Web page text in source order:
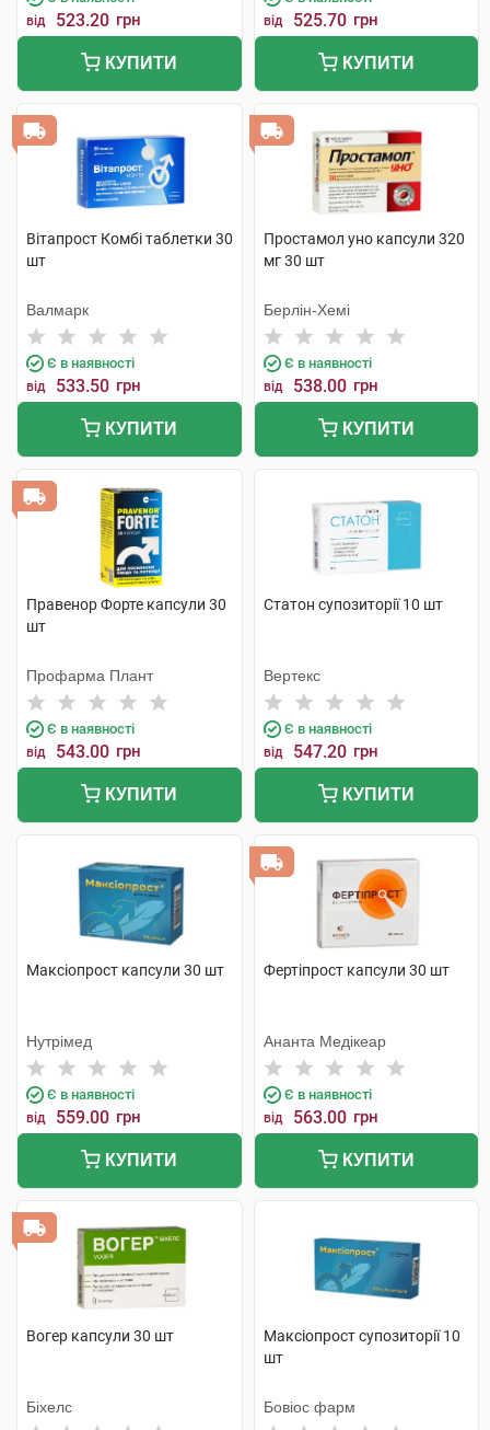
від 523.20 грн
КУПИТИ
від 525.70 грн
КУПИТИ
Вітапрост Комбі таблетки 30
шт
Валмарк
Є в наявності
від 533.50 грн
КУПИТИ
Простамол уно капсули 320
мг 30 шт
Берлін-Хемі
Є в наявності
від 538.00 грн
КУПИТИ
Правенор Форте капсули 30
шт
Профарма Плант
Є в наявності
від 543.00 грн
КУПИТИ
Статон супозиторії 10 шт
Вертекс
Є в наявності
від 547.20 грн
КУПИТИ
Максіопрост капсули 30 шт
Нутрімед
Є в наявності
від 559.00 грн
КУПИТИ
Фертіпрост капсули 30 шт
Ананта Медікеар
Є в наявності
від 563.00 грн
КУПИТИ
Вогер капсули 30 шт
Біхелс
Максіопрост супозиторії 10
шт
Бовіос фарм